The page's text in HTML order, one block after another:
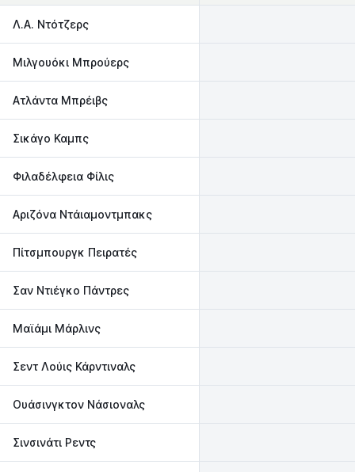
Λ.Α. Ντότζερς
Μιλγουόκι Μπρούερς
Ατλάντα Μπρέιβς
Σικάγο Καμπς
Φιλαδέλφεια Φίλις
Αριζόνα Ντάιαμοντμπακς
Πίτσμπουργκ Πειρατές
Σαν Ντιέγκο Πάντρες
Μαϊάμι Μάρλινς
Σεντ Λούις Κάρντιναλς
Ουάσινγκτον Νάσιοναλς
Σινσινάτι Ρεντς